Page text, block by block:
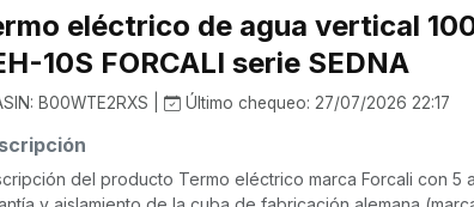
eléctrico de agua vertical
10S FORCALI serie SEDNA
B00WTE2RXS | Último chequeo: 27/07/2026 22:17
del producto Termo eléctrico marca Forcali con 5